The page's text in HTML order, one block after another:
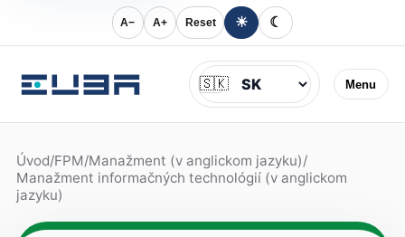
A− A+ Reset ☀ ☾
Menu
Jazyk
🇸🇰
Úvod/FPM/Manažment (v anglickom jazyku)/
Manažment informačných technológií (v anglickom
jazyku)